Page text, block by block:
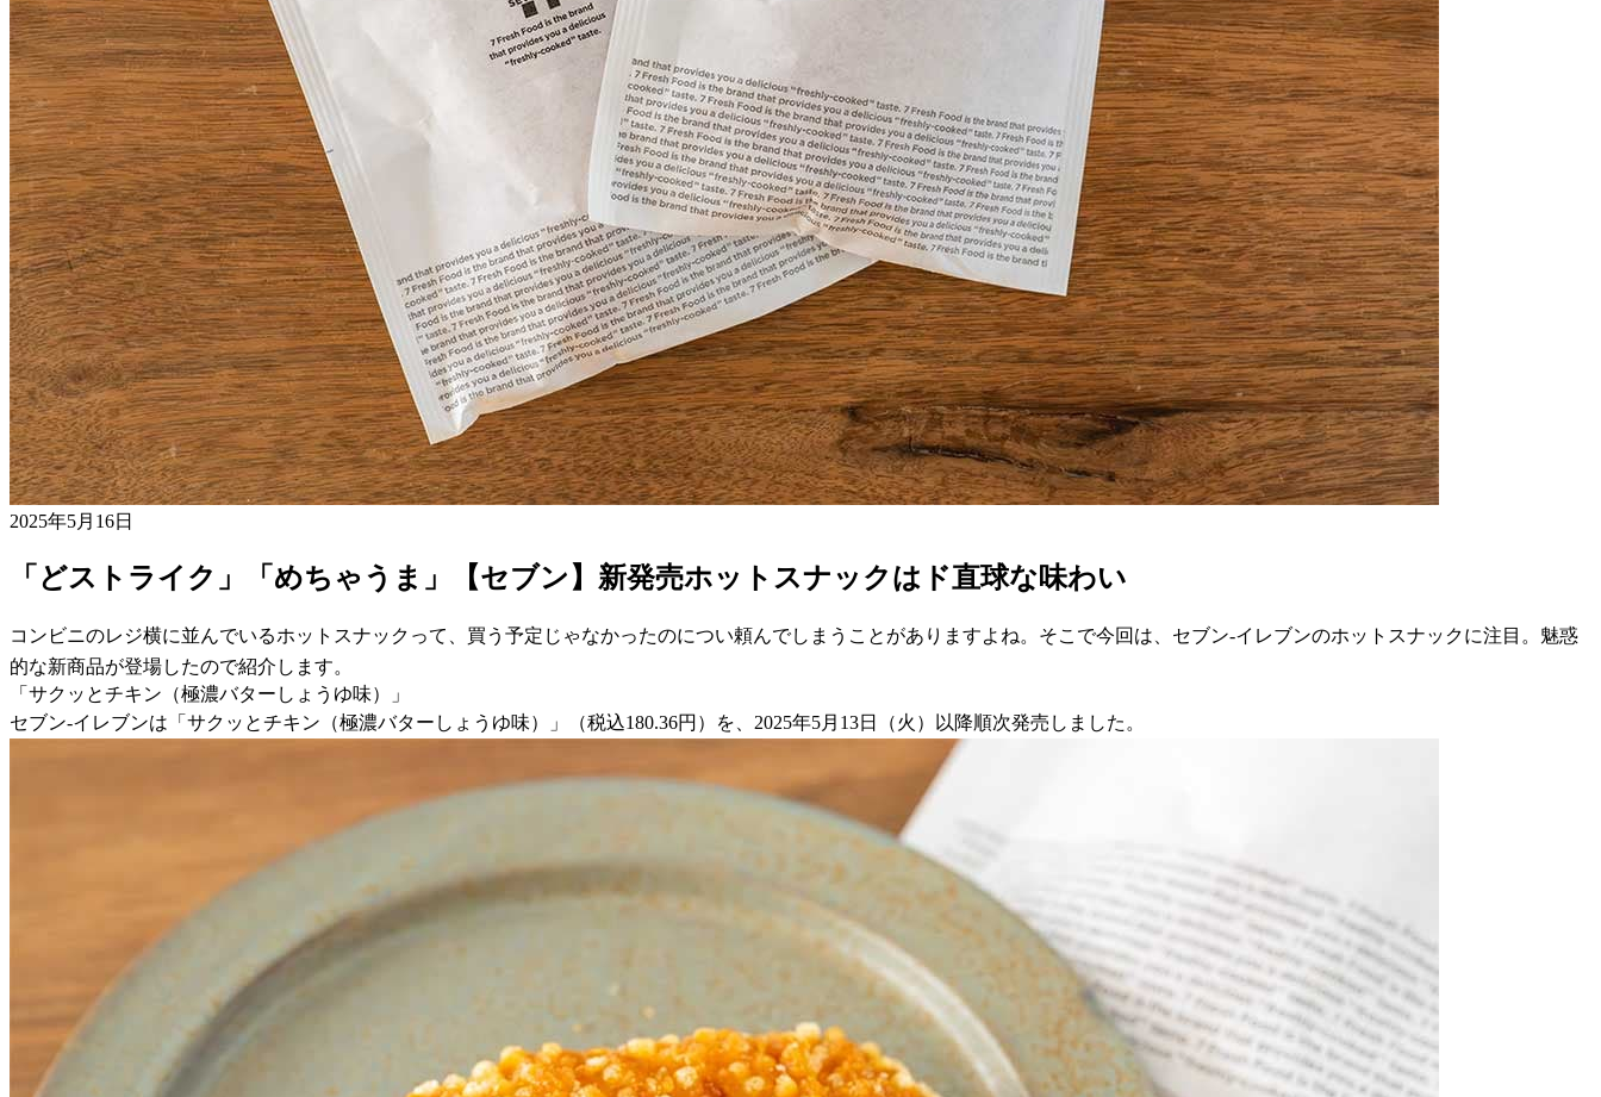
2025年5月16日
「どストライク」「めちゃうま」【セブン】新発売ホットスナックはド直球な味わい
コンビニのレジ横に並んでいるホットスナックって、買う予定じゃなかったのについ頼んでしまうことがありますよね。そこで今回は、セブン-イレブンのホットスナックに注目。魅惑
的な新商品が登場したので紹介します。
「サクッとチキン（極濃バターしょうゆ味）」
セブン-イレブンは「サクッとチキン（極濃バターしょうゆ味）」（税込180.36円）を、2025年5月13日（火）以降順次発売しました。